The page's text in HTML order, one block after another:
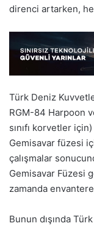
direnci artarken,
Türk Deniz
RGM-84 Harpoon
sınıfı korvetler
Gemisavar füzesi
çalışmalar
Gemisavar Füzesi
zamanda
Bunun dışında